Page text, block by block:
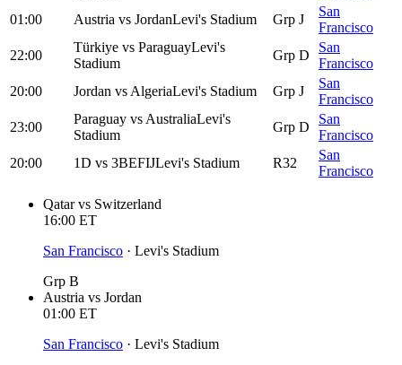
01:00
Austria vs JordanLevi's Stadium Grp J
San
Francisco
22:00
Türkiye vs ParaguayLevi's
Stadium
Grp D
San
Francisco
20:00
Jordan vs AlgeriaLevi's Stadium Grp J
San
Francisco
23:00
Paraguay vs AustraliaLevi's
Stadium
Grp D
San
Francisco
20:00
1D vs 3BEFIJLevi's Stadium R32
San
Francisco
Qatarvs Switzerland
16:00 ET
San Francisco · Levi's Stadium
Grp B
Austria vs Jordan
01:00 ET
San Francisco · Levi's Stadium